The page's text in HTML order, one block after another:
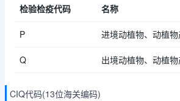
检验检疫代码 名称
P 进境动植物、动植
Q 出境动植物、动植
CIQ代码(13位海关编码)